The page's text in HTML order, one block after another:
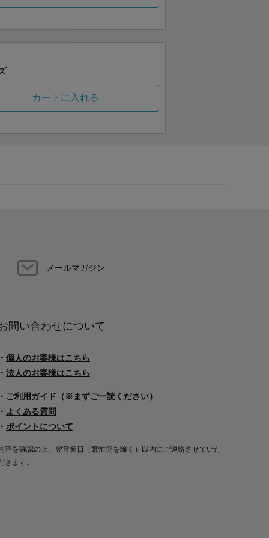
カートに入れる
メールマガジン
問い合わせについて
・ 個人のお客様はこちら
・ 法人のお客様はこちら
・ ご利用ガイド（※まずご一読ください）
・ よくある質問
・ ポイントについて
容を確認の上、翌営業日（繁忙期を除く）以内にご連絡させていた
きます。